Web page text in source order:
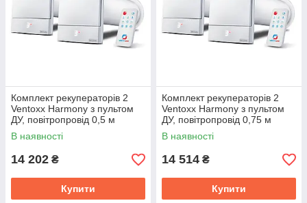
Комплект рекуператорів 2
Ventoxx Harmony з пультом
ДУ, повітропровід 0,5 м
В наявності
14 202 ₴
Купити
Комплект рекуператорів 2
Ventoxx Harmony з пультом
ДУ, повітропровід 0,75 м
В наявності
14 514 ₴
Купити